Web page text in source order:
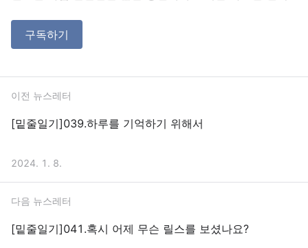
구독하기
이전 뉴스레터
[밑줄일기]039.하루를 기억하기 위해서
2024. 1. 8.
다음 뉴스레터
[밑줄일기]041.혹시 어제 무슨 릴스를 보셨나요?